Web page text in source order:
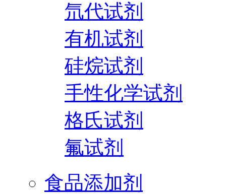
氘代试剂
有机试剂
硅烷试剂
手性化学试剂
格氏试剂
氟试剂
食品添加剂